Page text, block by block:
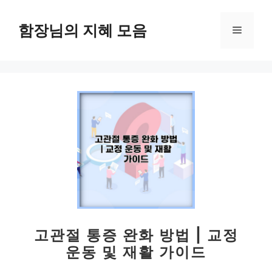
함장님의 지혜 모음 메
고관절 통증 완화 방법 | 교정
운동 및 재활 가이드